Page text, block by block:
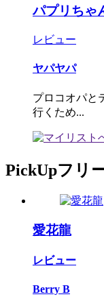
パプリちゃ
レビュー
ヤパヤパ
プロコオパと
行くため...
PickUpフリ
愛花龍
レビュー
Berry B